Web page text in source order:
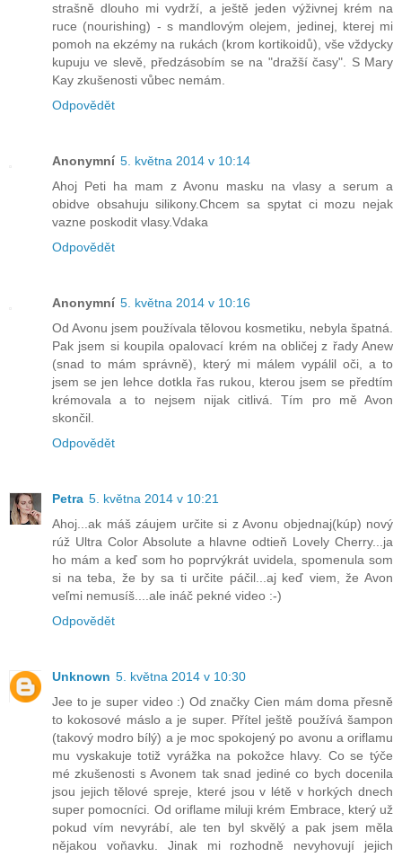
strašně dlouho mi vydrží, a ještě jeden výživnej krém na
ruce (nourishing) - s mandlovým olejem, jedinej, kterej mi
pomoh na ekzémy na rukách (krom kortikoidů), vše vždycky
kupuju ve slevě, předzásobím se na "dražší časy". S Mary
Kay zkušenosti vůbec nemám.
Odpovědět
Anonymní 5. května 2014 v 10:14
Ahoj Peti ha mam z Avonu masku na vlasy a serum a
obidve obsahuju silikony.Chcem sa spytat ci mozu nejak
vazne poskodit vlasy.Vdaka
Odpovědět
Anonymní 5. května 2014 v 10:16
Od Avonu jsem používala tělovou kosmetiku, nebyla špatná.
Pak jsem si koupila opalovací krém na obličej z řady Anew
(snad to mám správně), který mi málem vypálil oči, a to
jsem se jen lehce dotkla řas rukou, kterou jsem se předtím
krémovala a to nejsem nijak citlivá. Tím pro mě Avon
skončil.
Odpovědět
Petra 5. května 2014 v 10:21
Ahoj...ak máš záujem určite si z Avonu objednaj(kúp) nový
rúž Ultra Color Absolute a hlavne odtieň Lovely Cherry...ja
ho mám a keď som ho poprvýkrát uvidela, spomenula som
si na teba, že by sa ti určite páčil...aj keď viem, že Avon
veľmi nemusíš....ale ináč pekné video :-)
Odpovědět
Unknown 5. května 2014 v 10:30
Jee to je super video :) Od značky Cien mám doma přesně
to kokosové máslo a je super. Přítel ještě používá šampon
(takový modro bílý) a je moc spokojený po avonu a oriflamu
mu vyskakuje totiž vyrážka na pokožce hlavy. Co se týče
mé zkušenosti s Avonem tak snad jediné co bych docenila
jsou jejich tělové spreje, které jsou v létě v horkých dnech
super pomocníci. Od oriflame miluji krém Embrace, který už
pokud vím nevyrábí, ale ten byl skvělý a pak jsem měla
nějakou voňavku. Jinak mi rozhodně nevyhovují jejich